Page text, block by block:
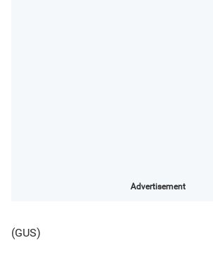
Advertisement
(GUS)